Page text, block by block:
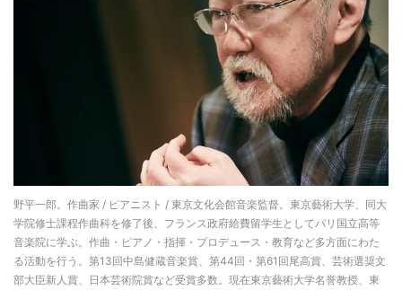
野平一郎。作曲家 / ピアニスト / 東京文化会館音楽監督。東京藝術大学、同大
学院修士課程作曲科を修了後、フランス政府給費留学生としてパリ国立高等
音楽院に学ぶ。作曲・ピアノ・指揮・プロデュース・教育など多方面にわた
る活動を行う。第13回中島健蔵音楽賞、第44回・第61回尾高賞、芸術選奨文
部大臣新人賞、日本芸術院賞など受賞多数。現在東京藝術大学名誉教授、東